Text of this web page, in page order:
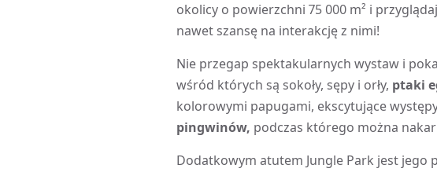
okolicy o powierzchni 75 000 m² i
nawet szansę na interakcję z nimi!
Nie przegap spektakularnych wystaw i
wśród których są sokoły, sępy i orły, ptaki
kolorowymi papugami, ekscytujące
pingwinów, podczas którego można
Dodatkowym atutem Jungle Park jest jego